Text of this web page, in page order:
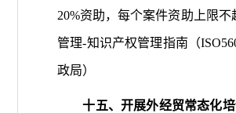
20%资助，每个案件资助上限
管理-知识产权管理指南（
政局）
十五、开展外经贸常态化